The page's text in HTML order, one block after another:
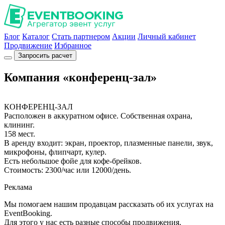
Блог Каталог Стать партнером Акции Личный кабинет
Продвижение Избранное
Запросить расчет
Компания «конференц-зал»
КОНФЕРЕНЦ-ЗАЛ
Расположен в аккуратном офисе. Собственная охрана,
клининг.
158 мест.
В аренду входит: экран, проектор, плазменные панели, звук,
микрофоны, флипчарт, кулер.
Есть небольшое фойе для кофе-брейков.
Стоимость: 2300/час или 12000/день.
Реклама
Мы помогаем нашим продавцам рассказать об их услугах на
EventBooking.
Для этого у нас есть разные способы продвижения.